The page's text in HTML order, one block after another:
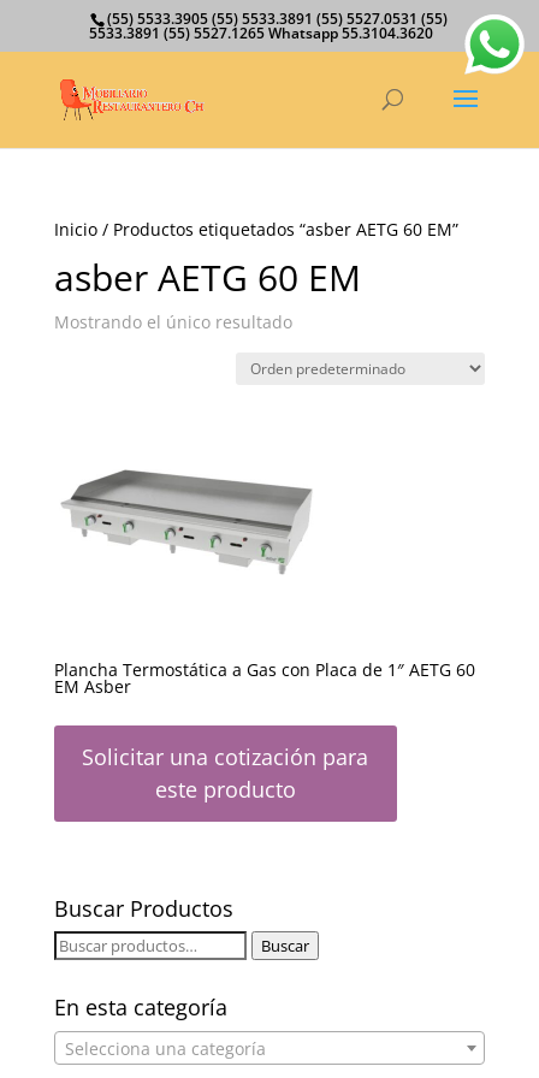
(55) 5533.3905 (55) 5533.3891 (55) 5527.0531 (55)
5533.3891 (55) 5527.1265 Whatsapp 55.3104.3620
Inicio/ Productos etiquetados “asber AETG 60 EM”
asber AETG 60 EM
Mostrando el único resultado
Plancha Termostática a Gas con Placa de 1″ AETG 60
EM Asber
Solicitar una cotización para
este producto
Buscar Productos
Buscar
Buscar
En esta categoría
Selecciona una categoría